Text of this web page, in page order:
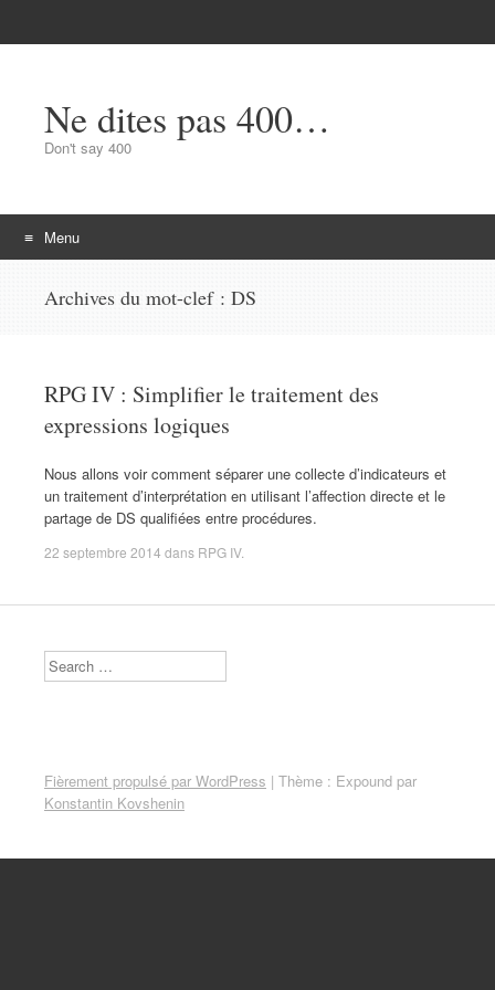
Ne dites pas 400…
Don't say 400
Menu
Archives du mot-clef : DS
RPG IV : Simplifier le traitement des
expressions logiques
Nous allons voir comment séparer une collecte d’indicateurs et
un traitement d’interprétation en utilisant l’affection directe et le
partage de DS qualifiées entre procédures.
22 septembre 2014 dans RPG IV.
Search
Fièrement propulsé par WordPress | Thème : Expound par
Konstantin Kovshenin